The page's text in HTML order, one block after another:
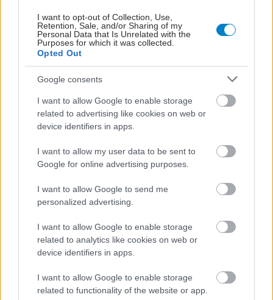
I want to opt-out of Collection, Use,
Retention, Sale, and/or Sharing of my
Personal Data that Is Unrelated with the
Purposes for which it was collected.
Opted Out
Google consents
I want to allow Google to enable storage
related to advertising like cookies on web or
device identifiers in apps.
I want to allow my user data to be sent to
Google for online advertising purposes.
I want to allow Google to send me
personalized advertising.
I want to allow Google to enable storage
related to analytics like cookies on web or
device identifiers in apps.
I want to allow Google to enable storage
related to functionality of the website or app.
Loading...
Προσθήκη Σχολίου
ΣΗΜΕΡΑ ΣΤΟ IATRONET.GR